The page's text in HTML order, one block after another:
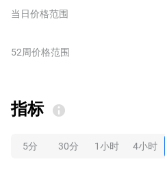
当日价格范围
52周价格范围
指标
5分 30分 1小时 4小时